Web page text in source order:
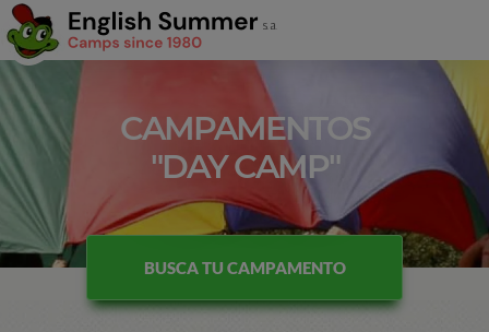
CAMPAMENTOS
"DAY CAMP"
BUSCA TU CAMPAMENTO